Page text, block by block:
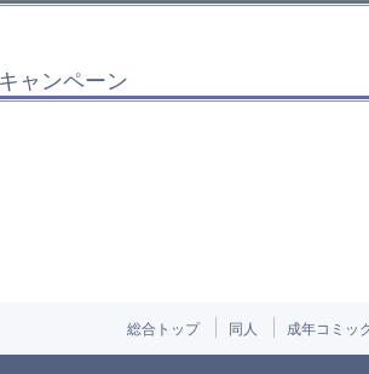
ャンペーン
総合トップ 同人 成年コミッ